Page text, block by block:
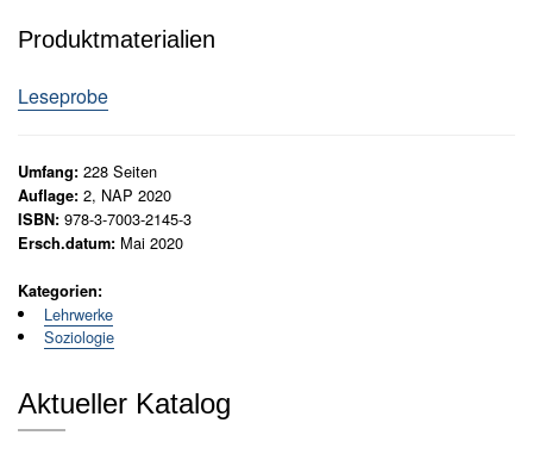
n
G
e
a
m
tv
e
ei
A
e
Produktmaterialien
Leseprobe
Umfang: 228 Seiten
Auflage: 2, NAP 2020
ISBN: 978-3-7003-2145-3
Ersch.datum: Mai 2020
Kategorien:
Lehrwerke
Soziologie
Aktueller Katalog